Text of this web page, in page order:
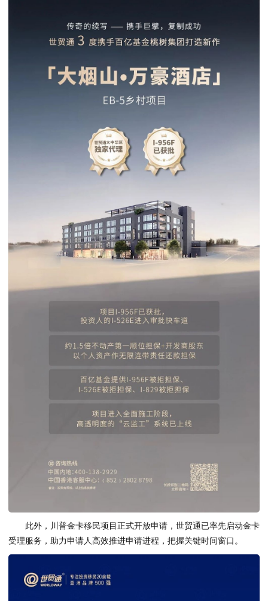
此外，川普金卡移民项目正式开放申请，世贸通已率先启动金卡
受理服务，助力申请人高效推进申请进程，把握关键时间窗口。